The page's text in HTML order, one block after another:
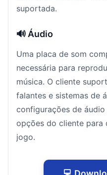
suportada.
🔊 Áudio
Uma placa de som
necessária para
música. O cliente
falantes e sistemas de
configurações de
opções do cliente para
jogo.